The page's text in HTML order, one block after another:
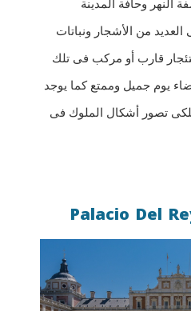
النهر وحافة المدينة
من الأشجار ونباتات
قارب أو مركب فى تلك
يوم جميل وممتع كما يوجد
تصور أشكال الملوك فى